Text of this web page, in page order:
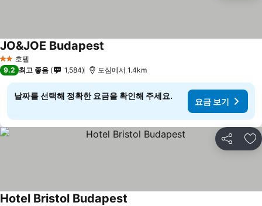
2 성급호텔
JO&JOE Budapest
9.2 최고 좋음 1,584 도심에서 1.4km
날짜를 선택해 정확한 요금을 확인해 주세요.
요금 보기
공유 즐
Hotel Bristol Budapest